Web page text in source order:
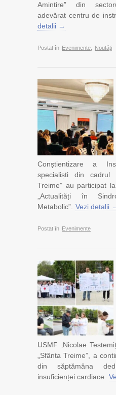
Amintire” din
adevărat centru de
detalii →
Postat în Evenimente Noutăţi
Conștientizare a
specialiști din cadrul
Treime” au participat
„Actualități în
Metabolic”.
Vezi detalii
Postat în Evenimente
USMF „Nicolae
„Sfânta Treime”, a
din săptămâna
insuficienței cardiace.